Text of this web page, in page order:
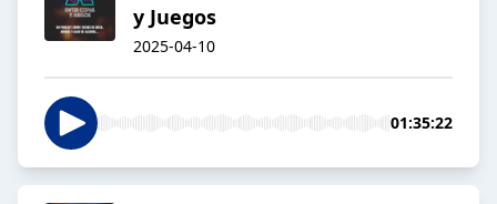
y Juegos
2025-04-10
01:35:22